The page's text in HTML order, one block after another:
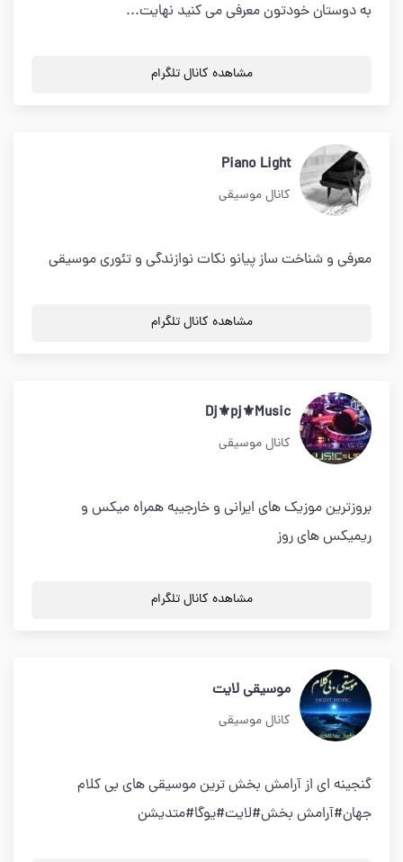
به دوستان خودتون معرفی می کنید نهایت...
مشاهده کانال تلگرام
Piano Light
کانال موسیقی
معرفی و شناخت ساز پیانو نکات نوازندگی و تئوری موسیقی
مشاهده کانال تلگرام
Dj⚜pj⚜Music
کانال موسیقی
بروزترین موزیک های ایرانی و خارجیبه همراه میکس و
ریمیکس های روز
مشاهده کانال تلگرام
موسیقی لایت
کانال موسیقی
گنجینه ای از آرامش بخش ترین موسیقی های بی کلام
جهان#آرامش بخش#لایت#یوگا#متدیشن